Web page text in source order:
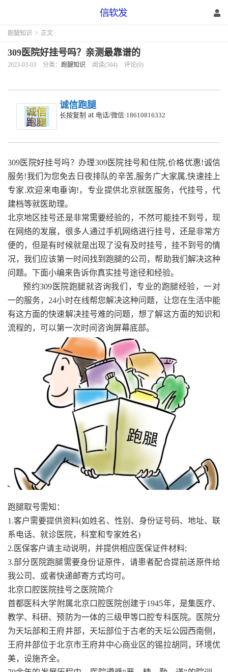
跑腿知识 > 正文
309医院好挂号吗？亲测最靠谱的
2023-03-03 分类： 跑腿知识 阅读(504) 评论(0)
诚信跑腿
长按复制 at 电话/微信:18610816332
309医院好挂号吗？ 办理309医院挂号和住院,价格优惠!诚信
服务!我们为您免去日夜排队的辛苦,服务广大家属,快速挂上
专家.欢迎来电垂询!，专业提供北京就医服务，代挂号，代
建档等就医助理。
北京地区挂号还是非常需要经验的，不然可能挂不到号，现
在网络的发展，很多人通过手机网络进行挂号，还是非常方
便的，但是有时候就是出现了没有及时挂号，挂不到号的情
况，我们应该第一时间找到跑腿的公司，帮助我们解决这种
问题。下面小编来告诉你真实挂号途径和经验。
预约309医院跑腿就咨询我们，专业的跑腿经验，一对
一的服务，24小时在线帮您解决这种问题，让您在生活中能
有这方面的快速解决挂号难的问题，想了解这方面的知识和
流程的，可以第一次时间咨询屏幕底部。
跑腿取号需知：
1.客户需要提供资料(如姓名、性别、身份证号码、地址、联
系电话、就诊医院，科室和专家姓名)
2.医保客户请主动说明，并提供相应医保证件材料;
3.部分医院跑腿需要身份证原件，请患者配合提前送原件给
我公司、或者快递邮寄方式均可。
北京口腔医院挂号之医院简介
首都医科大学附属北京口腔医院创建于1945年，是集医疗、
教学、科研、预防为一体的三级甲等口腔专科医院。医院分
为天坛部和王府井部，天坛部位于古老的天坛公园西南侧，
王府井部位于北京市王府井中心商业区的锡拉胡同，环境优
美，设施齐全。